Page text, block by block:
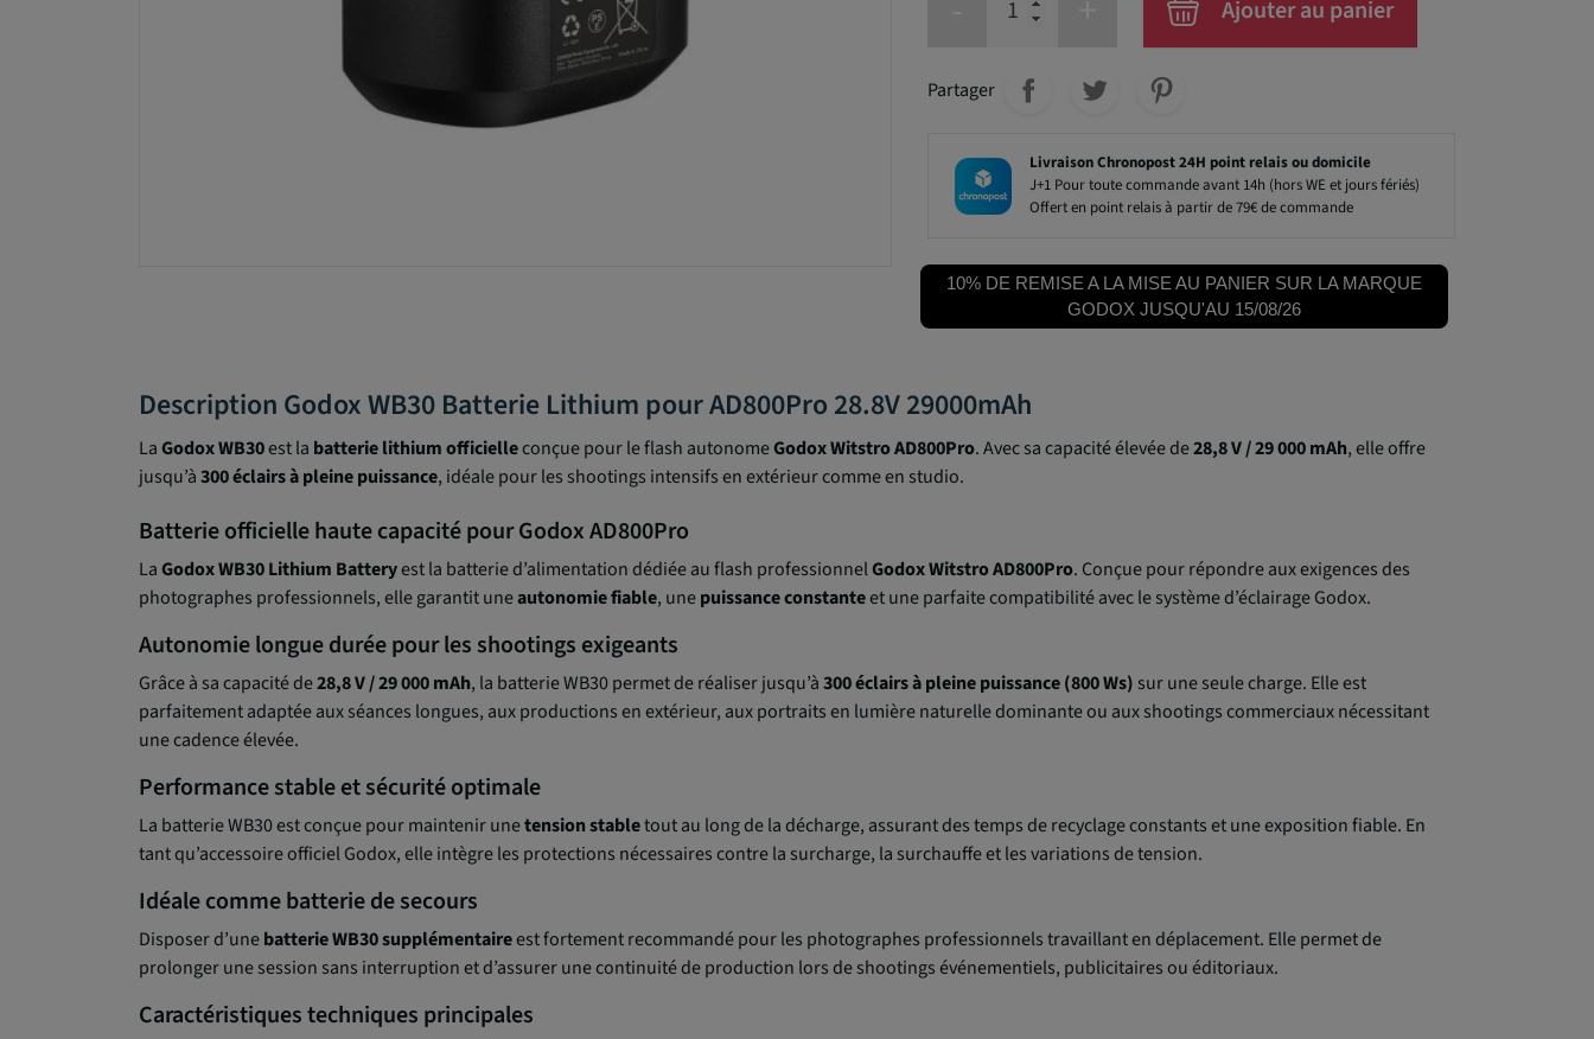
Ajouter au panier
Partager
Livraison Chronopost 24H point relais ou domicile
J+1 Pour toute commande avant 14h (hors WE et jours fériés)
Offert en point relais à partir de 79€ de commande
10% DE REMISE A LA MISE AU PANIER SUR LA MARQUE
GODOX JUSQU'AU 15/08/26
Description Godox WB30 Batterie Lithium pour AD800Pro 28.8V 29000mAh
LaGodox WB30est la batterie lithium officielleconçue pour le flash autonomeGodox Witstro AD800Pro. Avec sa capacité élevée de28,8 V / 29 000 mAh, elle offre
jusqu’à300 éclairs à pleine puissance, idéale pour les shootings intensifs en extérieur comme en studio.
Batterie officielle haute capacité pour Godox AD800Pro
LaGodox WB30 Lithium Batteryest la batterie d’alimentation dédiée au flash professionnelGodox Witstro AD800Pro. Conçue pour répondre aux exigences des
photographes professionnels, elle garantit uneautonomie fiable, unepuissance constanteet une parfaite compatibilité avec le système d’éclairage Godox.
Autonomie longue durée pour les shootings exigeants
Grâce à sa capacité de28,8 V / 29 000 mAh, la batterie WB30 permet de réaliser jusqu’à300 éclairs à pleine puissance (800 Ws) sur une seule charge. Elle est
parfaitement adaptée aux séances longues, aux productions en extérieur, aux portraits en lumière naturelle dominante ou aux shootings commerciaux nécessitant
une cadence élevée.
Performance stable et sécurité optimale
La batterie WB30 est conçue pour maintenir unetension stabletout au long de la décharge, assurant des temps de recyclage constants et une exposition fiable. En
tant qu’accessoire officiel Godox, elle intègre les protections nécessaires contre la surcharge, la surchauffe et les variations de tension.
Idéale comme batterie de secours
Disposer d’unebatterie WB30 supplémentaireest fortement recommandé pour les photographes professionnels travaillant en déplacement. Elle permet de
prolonger une session sans interruption et d’assurer une continuité de production lors de shootings événementiels, publicitaires ou éditoriaux.
Caractéristiques techniques principales